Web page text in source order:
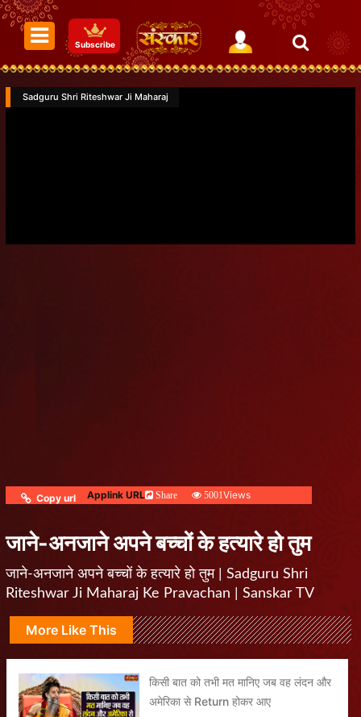
Subscribe
Sadguru Shri Riteshwar Ji Maharaj
Copy url Applink URL Share 5001 Views
जाने-अनजाने अपने बच्चों के हत्यारे हो तुम
जाने-अनजाने अपने बच्चों के हत्यारे हो तुम | Sadguru Shri
Riteshwar Ji Maharaj Ke Pravachan | Sanskar TV
More Like This
किसी बात को तभी मत मानिए जब वह लंदन और
अमेरिका से Return होकर आए